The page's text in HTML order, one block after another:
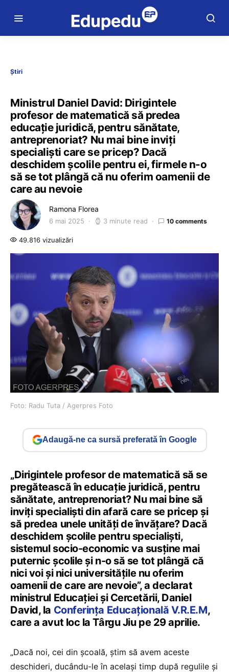
Știri
Ministrul Daniel David: Dirigintele
profesor de matematică să predea
educație juridică, pentru sănătate,
antreprenoriat? Nu mai bine inviți
specialiști care se pricep? Dacă
deschidem școlile pentru ei, firmele n-o
să se tot plângă că nu oferim oamenii de
care au nevoie
Ramona Florea
6 mai 2025 3 minute read 10 comments
49.816 vizualizări
Foto: Radu Tuta / Agerpres Foto
Adaugă-ne ca sursă preferată în Google
„Dirigintele profesor de matematică să se
pregătească în educație juridică, pentru
sănătate, antreprenoriat? Nu mai bine să
inviți specialiști din afară care se pricep și
să predea unele unități de învățare? Dacă
deschidem școlile pentru specialiști,
sistemul socio-economic va susține mai
puternic școlile și n-o să se tot plângă că
nici voi și nici universitățile nu oferim
oamenii de care are nevoie”, a declarat
ministrul Educației și Cercetării, Daniel
David, la Conferința Educațională V.R.E.M,
care a avut loc la Târgu Jiu pe 29 aprilie.
„Dacă noi, cei din școală, știm să avem aceste
deschideri, ducându-le în același timp după regulile și